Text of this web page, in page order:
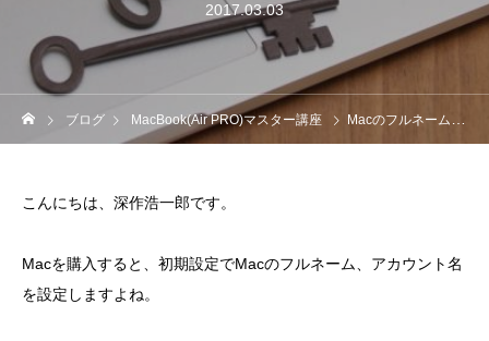
2017.03.03
ブログ MacBook(Air PRO)マスター講座 Macのフルネームとアカウント名を変更する方法･やり方
こんにちは、深作浩一郎です。
Macを購入すると、初期設定でMacのフルネーム、アカウント名
を設定しますよね。